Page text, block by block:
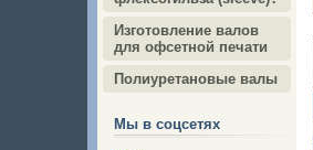
Изготовление валов
для офсетной печати
Полиуретановые валы
Мы в соцсетях